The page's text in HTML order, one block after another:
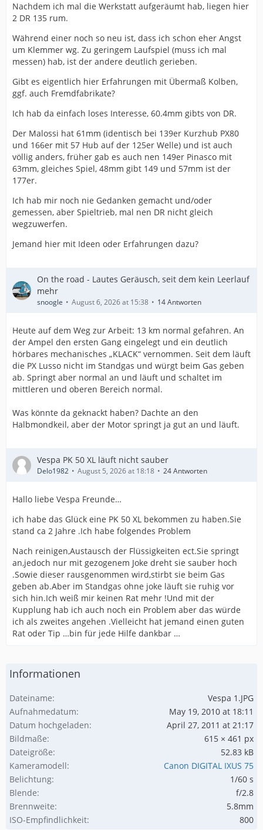
Nachdem ich mal die Werkstatt aufgeräumt hab, liegen hier
2 DR 135 rum.
Während einer noch so neu ist, dass ich schon eher Angst
um Klemmer wg. Zu geringem Laufspiel (muss ich mal
messen) hab, ist der andere deutlich gerieben.
Gibt es eigentlich hier Erfahrungen mit Übermaß Kolben,
ggf. auch Fremdfabrikate?
Ich hab da einfach loses Interesse, 60.4mm gibts von DR.
Der Malossi hat 61mm (identisch bei 139er Kurzhub PX80
und 166er mit 57 Hub auf der 125er Welle) und ist auch
völlig anders, früher gab es auch nen 149er Pinasco mit
63mm, gleiches Spiel, 48mm gibt 149 und 57mm ist der
177er.
Ich hab mir noch nie Gedanken gemacht und/oder
gemessen, aber Spieltrieb, mal nen DR nicht gleich
wegzuwerfen.
Jemand hier mit Ideen oder Erfahrungen dazu?
On the road - Lautes Geräusch, seit dem kein Leerlauf
mehr
snoogle August 6, 2026 at 15:38 14 Antworten
Heute auf dem Weg zur Arbeit: 13 km normal gefahren. An
der Ampel den ersten Gang eingelegt und ein deutlich
hörbares mechanisches „KLACK“ vernommen. Seit dem läuft
die PX Lusso nicht im Standgas und würgt beim Gas geben
ab. Springt aber normal an und läuft und schaltet im
mittleren und oberen Bereich normal.
Was könnte da geknackt haben? Dachte an den
Halbmondkeil, aber der Motor springt ja gut an und läuft.
Vespa PK 50 XL läuft nicht sauber
Delo1982 August 5, 2026 at 18:18 24 Antworten
Hallo liebe Vespa Freunde…
ich habe das Glück eine PK 50 XL bekommen zu haben.Sie
stand ca 2 Jahre .Ich habe folgendes Problem
Nach reinigen,Austausch der Flüssigkeiten ect.Sie springt
an,jedoch nur mit gezogenem Joke dreht sie sauber hoch
.Sowie dieser rausgenommen wird,stirbt sie beim Gas
geben ab.Aber im Standgas ohne joke läuft sie ruhig vor
sich hin.Ich weiß mir keinen Rat mehr !Und mit der
Kupplung hab ich auch noch ein Problem aber das würde
ich als zweites angehen .Vielleicht hat jemand einen guten
Rat oder Tip …bin für jede Hilfe dankbar …
Informationen
Dateiname
Vespa 1.JPG
Aufnahmedatum
May 19, 2010 at 18:11
Datum hochgeladen
April 27, 2011 at 21:17
Bildmaße
615 × 461 px
Dateigröße
52.83 kB
Kameramodell
Canon DIGITAL IXUS 75
Belichtung
1/60 s
Blende
f/2.8
Brennweite
5.8mm
ISO-Empfindlichkeit
800